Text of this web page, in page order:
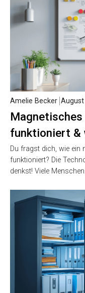
Magnetisches
funktioniert &
Amelie Becker
Du fragst dich, wie ein
funktioniert? Die
denkst! Viele